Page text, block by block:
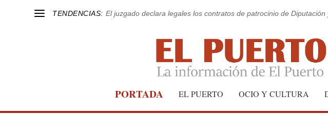
TENDENCIAS: El juzgado declara legales los contratos de patrocinio de
PORTADA EL PUERTO OCIO Y CULTURA